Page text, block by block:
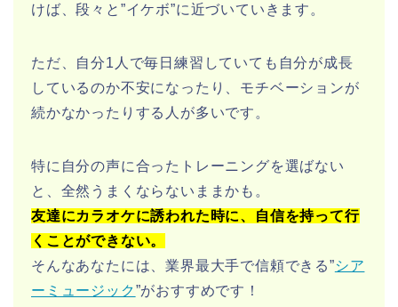
けば、段々と”イケボ”に近づいていきます。
ただ、自分1人で毎日練習していても自分が成長
しているのか不安になったり、モチベーションが
続かなかったりする人が多いです。
特に自分の声に合ったトレーニングを選ばない
と、全然うまくならないままかも。
友達にカラオケに誘われた時に、自信を持って行
くことができない。
そんなあなたには、業界最大手で信頼できる”シア
ーミュージック”がおすすめです！